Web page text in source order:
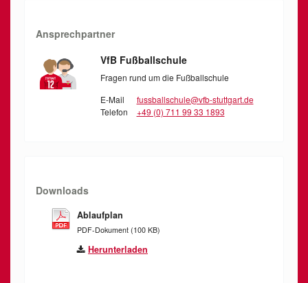
Ansprechpartner
VfB Fußballschule
Fragen rund um die Fußballschule
E-Mail
fussballschule@vfb-stuttgart.de
Telefon
+49 (0) 711 99 33 1893
Downloads
Ablaufplan
PDF-Dokument (100 KB)
Herunterladen